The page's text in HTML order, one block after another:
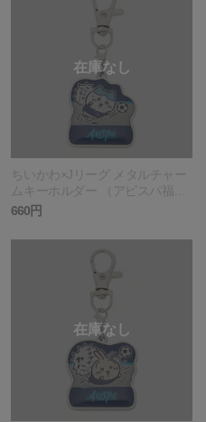
ちいかわ×Jリーグ メタルチャー
ムキーホルダー （アビスパ福
岡）
660円